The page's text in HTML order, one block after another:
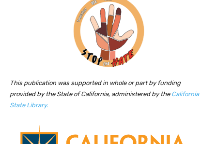
This publication was supported in whole or part by funding
provided by the State of California, administered by the California
State Library.